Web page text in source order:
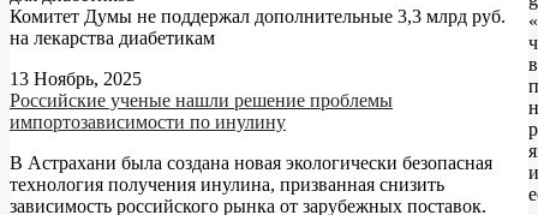
Комитет Думы не поддержал дополнительные 3,3 млрд руб.
на лекарства диабетикам
13 Ноябрь, 2025
Российские ученые нашли решение проблемы
импортозависимости по инулину
В Астрахани была создана новая экологически безопасная
технология получения инулина, призванная снизить
зависимость российского рынка от зарубежных поставок.
в
и